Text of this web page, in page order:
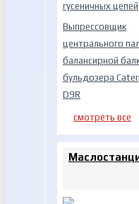
гусеничных цепей
Выпрессовщик
центрального
балансирной
бульдозера
D9R
смотреть все